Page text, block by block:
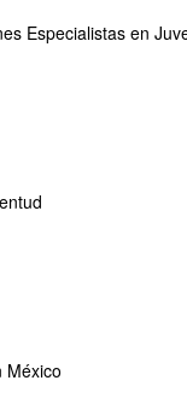
Especialistas en
México